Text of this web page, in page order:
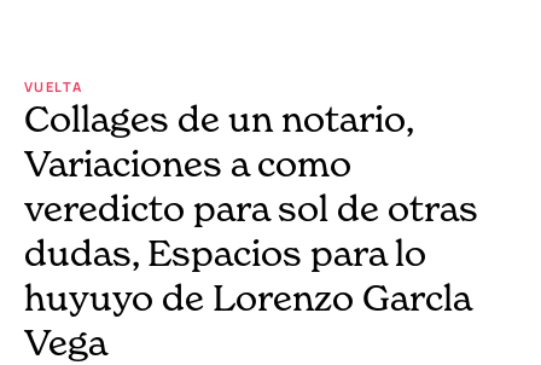
VUELTA
Collages de un notario,
Variaciones a como
veredicto para sol de otras
dudas, Espacios para lo
huyuyo de Lorenzo Garcla
Vega